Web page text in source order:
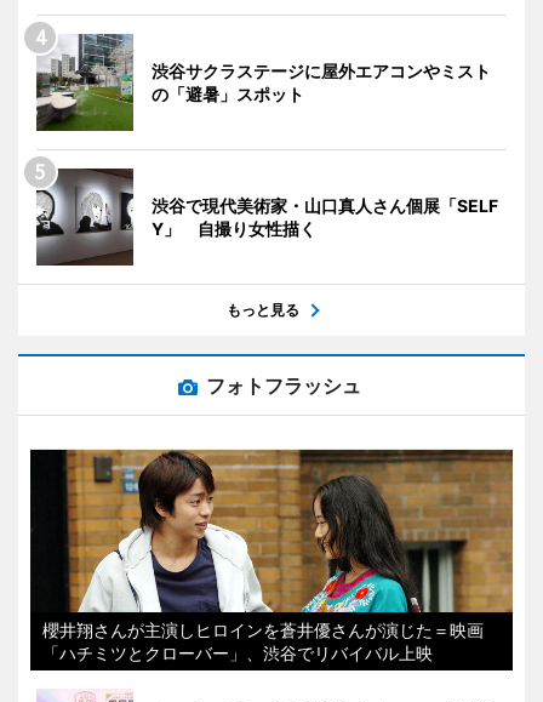
渋谷サクラステージに屋外エアコンやミスト
の「避暑」スポット
渋谷で現代美術家・山口真人さん個展「SELF
Y」 自撮り女性描く
もっと見る
フォトフラッシュ
櫻井翔さんが主演しヒロインを蒼井優さんが演じた＝映画
「ハチミツとクローバー」、渋谷でリバイバル上映